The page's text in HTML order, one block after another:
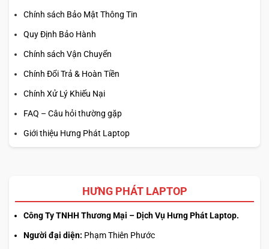
Chính sách Bảo Mật Thông Tin
Quy Định Bảo Hành
Chính sách Vận Chuyển
Chính Đổi Trả & Hoàn Tiền
Chính Xử Lý Khiếu Nại
FAQ – Câu hỏi thường gặp
Giới thiệu Hưng Phát Laptop
HƯNG PHÁT LAPTOP
Công Ty TNHH Thương Mại – Dịch Vụ Hưng Phát Laptop.
Người đại diện: Phạm Thiên Phước